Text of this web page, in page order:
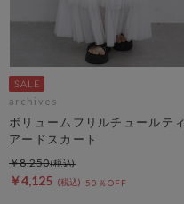
archives
ボリュームフリルチュールティ
アードスカート
￥4,125 50％OFF
￥8,250